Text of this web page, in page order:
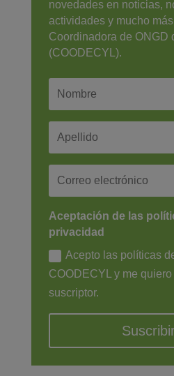
novedades en noticias,
actividades y mucho
Coordinadora de ONGD
(COODECYL).
Aceptación de las
privacidad
Acepto las políticas
COODECYL y me
suscriptor.